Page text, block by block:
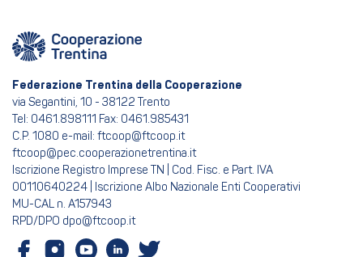
Federazione Trentina della Cooperazione
via Segantini, 10 - 38122 Trento
Tel: 0461.898111 Fax: 0461.985431
C.P. 1080 e-mail: ftcoop@ftcoop.it
ftcoop@pec.cooperazionetrentina.it
Iscrizione Registro Imprese TN | Cod. Fisc. e Part. IVA
00110640224 | Iscrizione Albo Nazionale Enti Cooperativi
MU-CAL n. A157943
RPD/DPO dpo@ftcoop.it